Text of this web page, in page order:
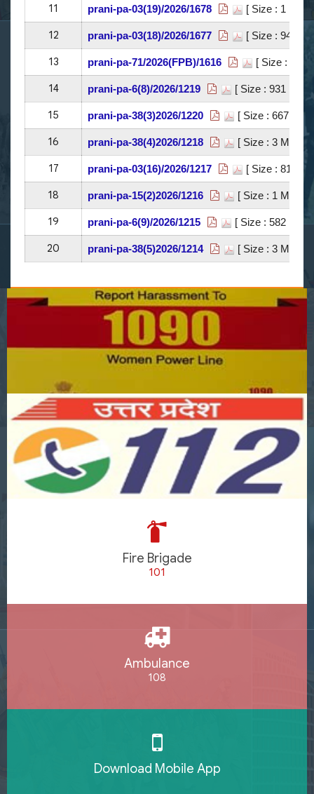
11 prani-pa-03(19)/2026/1678 [ Size : 1 MB]
12 prani-pa-03(18)/2026/1677 [ Size : 949
13 prani-pa-71/2026(FPB)/1616 [ Size : 1
14 prani-pa-6(8)/2026/1219 [ Size : 931 KB]
15 prani-pa-38(3)2026/1220 [ Size : 667 KB]
16 prani-pa-38(4)2026/1218 [ Size : 3 MB] |
17 prani-pa-03(16)/2026/1217 [ Size : 818
18 prani-pa-15(2)2026/1216 [ Size : 1 MB]
19 prani-pa-6(9)/2026/1215 [ Size : 582 KB] |
20 prani-pa-38(5)2026/1214 [ Size : 3 MB]
Fire Brigade
101
Ambulance
108
Download Mobile App